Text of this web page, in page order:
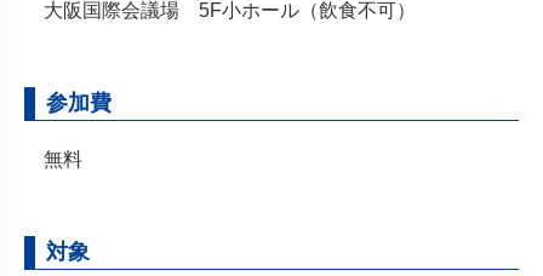
大阪国際会議場 5F小ホール（飲食不可）
参加費
無料
対象